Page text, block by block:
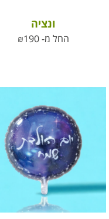
ונציה
החל מ- ₪190